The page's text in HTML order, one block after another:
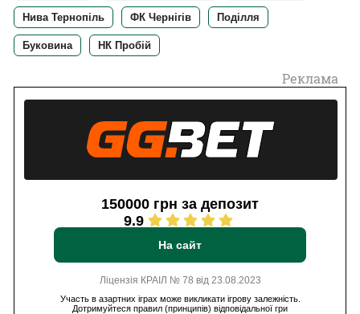
Нива Тернопіль ФК Чернігів Поділля
Буковина НК Пробій
Реклама
150000 грн за депозит
9.9
На сайт
Ліцензія КРАІЛ № 78 від 23.08.2023
Участь в азартних іграх може викликати ігрову залежність.
Дотримуйтеся правил (принципів) відповідальної гри